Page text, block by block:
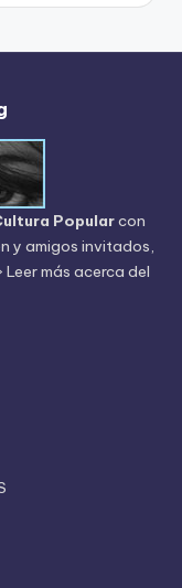
Popularcon
y amigos invitados,
Leer más acerca del